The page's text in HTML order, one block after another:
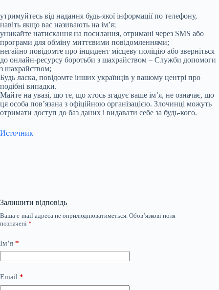
утримуйтесь від надання будь-якої інформації по телефону,
навіть якщо вас називають на ім’я;
уникайте натискання на посилання, отримані через SMS або
програми для обміну миттєвими повідомленнями;
негайно повідомте про інцидент місцеву поліцію або зверніться
до онлайн-ресурсу боротьби з шахрайством – Служби допомоги
з шахрайством;
Будь ласка, повідомте інших українців у вашому центрі про
подібні випадки.
Майте на увазі, що те, що хтось згадує ваше ім’я, не означає, що
ця особа пов’язана з офіційною організацією. Злочинці можуть
отримати доступ до баз даних і видавати себе за будь-кого.
Источник
Залишити відповідь
Ваша e-mail адреса не оприлюднюватиметься. Обов’язкові поля
позначені *
Ім’я *
Email *